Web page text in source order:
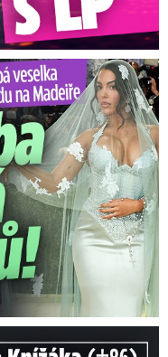
Svatba plná zákazů!
neobvyklé parte?